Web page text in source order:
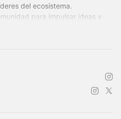
del ecosistema.
para impulsar ideas y